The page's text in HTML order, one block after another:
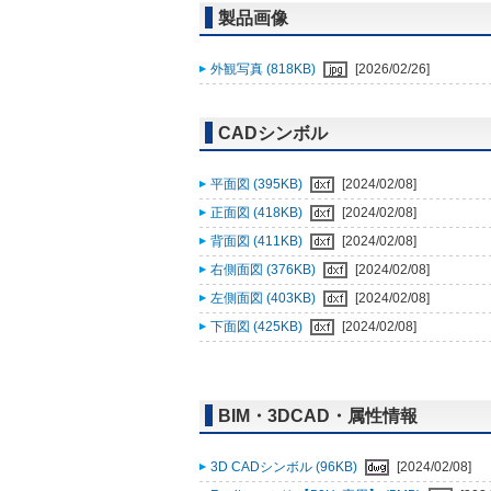
製品画像
外観写真 (818KB) [2026/02/26]
CADシンボル
平面図 (395KB)
[2024/02/08]
正面図 (418KB)
[2024/02/08]
背面図 (411KB)
[2024/02/08]
右側面図 (376KB)
[2024/02/08]
左側面図 (403KB)
[2024/02/08]
下面図 (425KB)
[2024/02/08]
BIM・3DCAD・属性情報
3D CADシンボル (96KB)
[2024/02/08]